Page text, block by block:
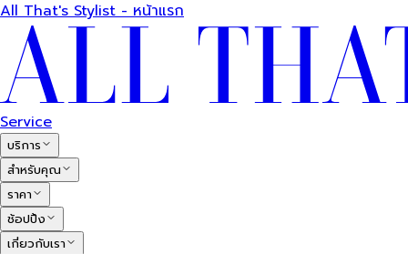
All That's Stylist - หน้าแรก
Service
บริการ
สำหรับคุณ
ราคา
ช้อปปิ้ง
เกี่ยวกับเรา